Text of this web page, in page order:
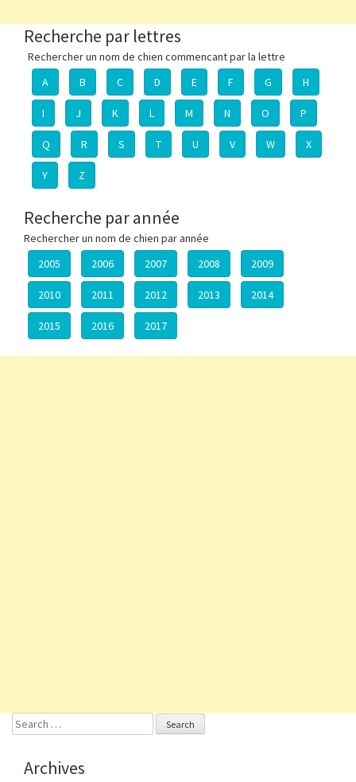
Recherche par lettres
Rechercher un nom de chien commencant par la lettre
A
B C D E F G H
I J K L M N O P
Q R S T U V W X
Y Z
Recherche par année
Rechercher un nom de chien par année
2005
2006 2007 2008 2009
2010 2011 2012 2013 2014
2015 2016 2017
Search
Archives